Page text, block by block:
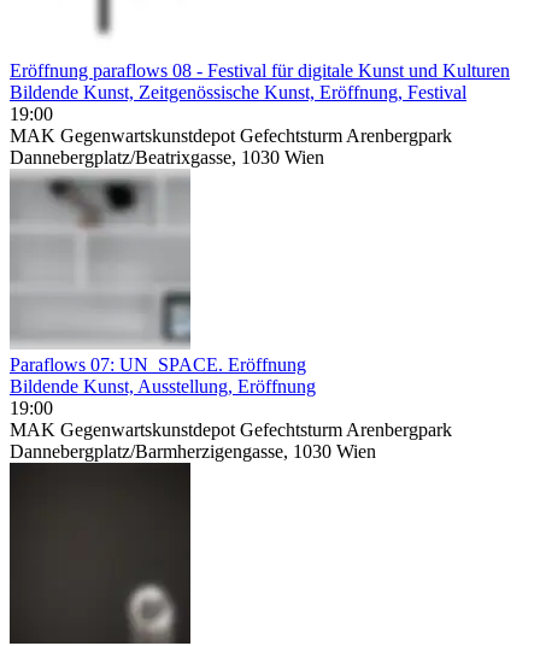
Eröffnung paraflows 08 - Festival für digitale Kunst und Kulturen
Bildende Kunst, Zeitgenössische Kunst, Eröffnung, Festival
19:00
MAK Gegenwartskunstdepot Gefechtsturm Arenbergpark
Dannebergplatz/Beatrixgasse, 1030 Wien
Paraflows 07: UN_SPACE. Eröffnung
Bildende Kunst, Ausstellung, Eröffnung
19:00
MAK Gegenwartskunstdepot Gefechtsturm Arenbergpark
Dannebergplatz/Barmherzigengasse, 1030 Wien